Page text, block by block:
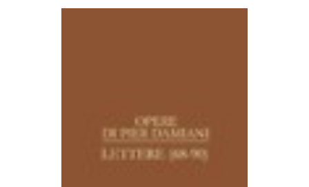
AGGIUNGI AL CARRELLO